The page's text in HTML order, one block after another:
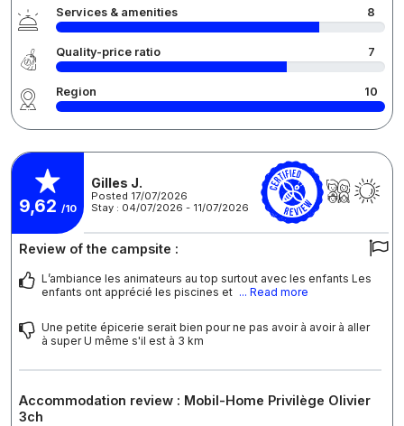
Services & amenities 8
Quality-price ratio 7
Region 10
9,62 /10
Gilles J.
Posted 17/07/2026
Stay : 04/07/2026 - 11/07/2026
Review of the campsite :
L’ambiance les animateurs au top surtout avec les enfants Les
enfants ont apprécié les piscines et ... Read more
Une petite épicerie serait bien pour ne pas avoir à avoir à aller
à super U même s'il est à 3 km
Accommodation review : Mobil-Home Privilège Olivier
3ch